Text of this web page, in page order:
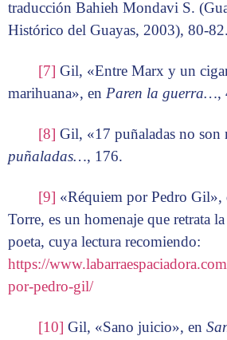
traducción Bahieh Mondavi S.
Histórico del Guayas, 2003), 80-82.
[7] Gil, «Entre Marx y un
marihuana», en Paren la guerra…,
[8] Gil, «17 puñaladas no son
puñaladas…, 176.
[9] «Réquiem por Pedro Gil»,
Torre, es un homenaje que retrata
poeta, cuya lectura recomiendo:
https://
por-pedro-gil/
[10] Gil, «Sano juicio», en